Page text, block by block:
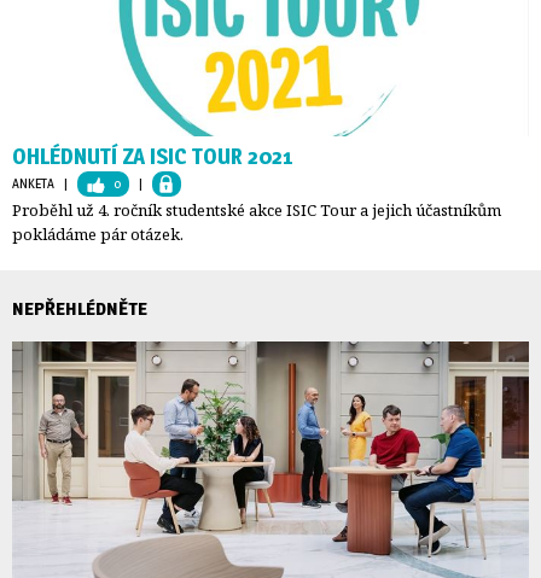
OHLÉDNUTÍ ZA ISIC TOUR 2021
ANKETA | 0 |
Proběhl už 4. ročník studentské akce ISIC Tour a jejich účastníkům
pokládáme pár otázek.
NEPŘEHLÉDNĚTE